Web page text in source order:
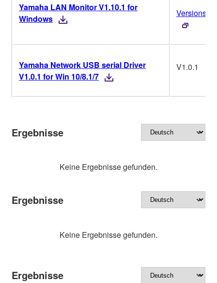
Yamaha LAN Monitor V1.10.1 for
Windows
Yamaha Network USB serial Driver
V1.0.1 for Win 10/8.1/7
V1.0.1
Ergebnisse
Keine Ergebnisse gefunden.
Ergebnisse
Keine Ergebnisse gefunden.
Ergebnisse